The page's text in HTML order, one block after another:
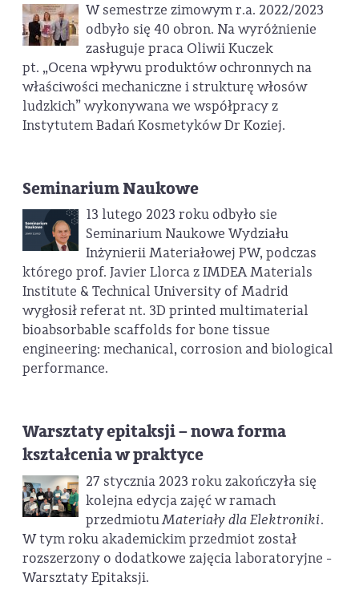
W semestrze zimowym r.a. 2022/2023
odbyło się 40 obron. Na wyróżnienie
zasługuje praca Oliwii Kuczek
pt. „Ocena wpływu produktów ochronnych na
właściwości mechaniczne i strukturę włosów
ludzkich” wykonywana we współpracy z
Instytutem Badań Kosmetyków Dr Koziej.
Seminarium Naukowe
13 lutego 2023 roku odbyło sie
Seminarium Naukowe Wydziału
Inżynierii Materiałowej PW, podczas
którego prof. Javier Llorca z IMDEA Materials
Institute & Technical University of Madrid
wygłosił referat nt. 3D printed multimaterial
bioabsorbable scaffolds for bone tissue
engineering: mechanical, corrosion and biological
performance.
Warsztaty epitaksji – nowa forma
kształcenia w praktyce
27 stycznia 2023 roku zakończyła się
kolejna edycja zajęć w ramach
przedmiotuMateriały dla Elektroniki.
W tym roku akademickim przedmiot został
rozszerzony o dodatkowe zajęcia laboratoryjne -
Warsztaty Epitaksji.